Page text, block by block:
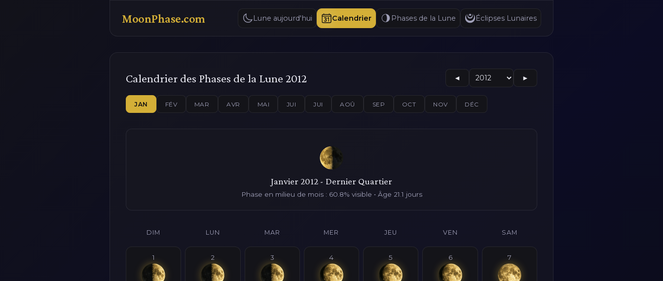
MoonPhase.com Lune aujourd'hui Calendrier Phases de la Lune Éclipses Lunaires
Calendrier des Phases de la Lune 2012 ◄ ►
JAN FÉV MAR AVR MAI JUI JUI AOÛ SEP OCT NOV DÉC
Janvier 2012 - Dernier Quartier
Phase en milieu de mois : 60.8% visible • Âge 21.1 jours
DIM LUN MAR MER JEU VEN SAM
1 2 3 4 5 6 7